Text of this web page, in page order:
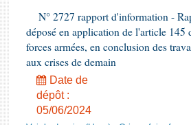
N° 2727 rapport d'information -
déposé en application de l'article 145
forces armées, en conclusion des
aux crises de demain
Date de
dépôt :
05/06/2024